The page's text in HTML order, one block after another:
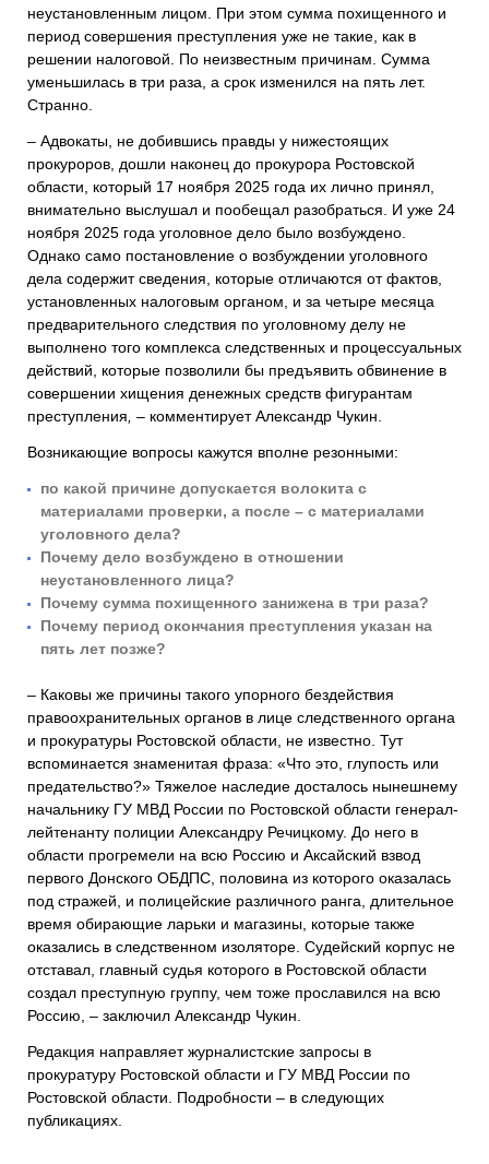
неустановленным лицом. При этом сумма похищенного и
период совершения преступления уже не такие, как в
решении налоговой. По неизвестным причинам. Сумма
уменьшилась в три раза, а срок изменился на пять лет.
Странно.
– Адвокаты, не добившись правды у нижестоящих
прокуроров, дошли наконец до прокурора Ростовской
области, который 17 ноября 2025 года их лично принял,
внимательно выслушал и пообещал разобраться. И уже 24
ноября 2025 года уголовное дело было возбуждено.
Однако само постановление о возбуждении уголовного
дела содержит сведения, которые отличаются от фактов,
установленных налоговым органом, и за четыре месяца
предварительного следствия по уголовному делу не
выполнено того комплекса следственных и процессуальных
действий, которые позволили бы предъявить обвинение в
совершении хищения денежных средств фигурантам
преступления – комментирует Александр Чукин.
Возникающие вопросы кажутся вполне резонными:
по какой причине допускается волокита с
материалами проверки, а после – с материалами
уголовного дела?
Почему дело возбуждено в отношении
неустановленного лица?
Почему сумма похищенного занижена в три раза?
Почему период окончания преступления указан на
пять лет позже?
– Каковы же причины такого упорного бездействия
правоохранительных органов в лице следственного органа
и прокуратуры Ростовской области, не известно. Тут
вспоминается знаменитая фраза: «Что это, глупость или
предательство?» Тяжелое наследие досталось нынешнему
начальнику ГУ МВД России по Ростовской области генерал-
лейтенанту полиции Александру Речицкому. До него в
области прогремели на всю Россию и Аксайский взвод
первого Донского ОБДПС, половина из которого оказалась
под стражей, и полицейские различного ранга, длительное
время обирающие ларьки и магазины, которые также
оказались в следственном изоляторе. Судейский корпус не
отставал, главный судья которого в Ростовской области
создал преступную группу, чем тоже прославился на всю
Россию, – заключил Александр Чукин.
Редакция направляет журналистские запросы в
прокуратуру Ростовской области и ГУ МВД России по
Ростовской области. Подробности – в следующих
публикациях.